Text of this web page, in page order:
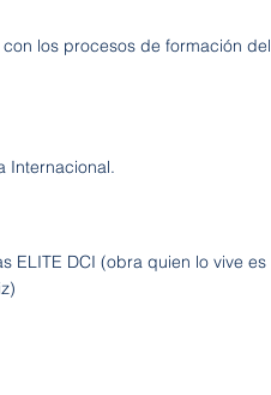
los procesos de formación del
Internacional.
ELITE DCI (obra quien lo vive es